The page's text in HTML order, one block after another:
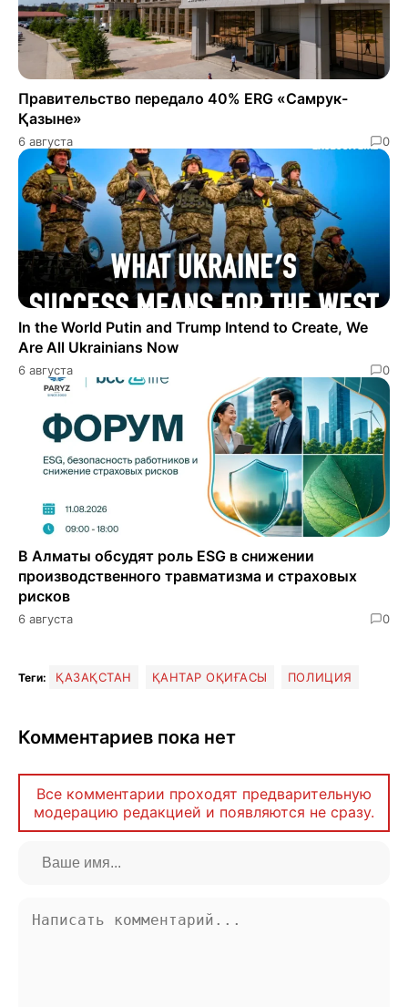
Правительство передало 40% ERG «Самрук-
Қазыне»
6 августа 0
In the World Putin and Trump Intend to Create, We
Are All Ukrainians Now
6 августа 0
В Алматы обсудят роль ESG в снижении
производственного травматизма и страховых
рисков
6 августа 0
Теги: ҚАЗАҚСТАН ҚАНТАР ОҚИҒАСЫ ПОЛИЦИЯ
Комментариев пока нет
Все комментарии проходят предварительную
модерацию редакцией и появляются не сразу.